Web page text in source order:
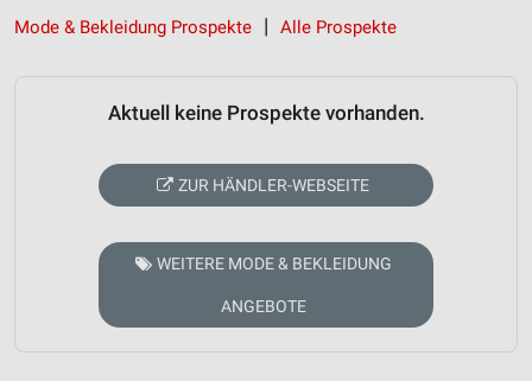
Mode & Bekleidung Prospekte
Alle Prospekte
Aktuell keine Prospekte vorhanden.
ZUR HÄNDLER-WEBSEITE
WEITERE MODE & BEKLEIDUNG
ANGEBOTE